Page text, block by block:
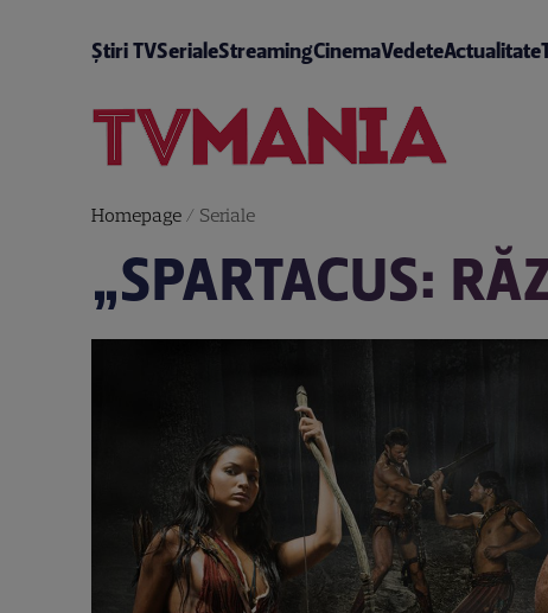
Știri TVSerialeStreamingCinemaVedeteActualitate
Homepage/ Seriale
„SPARTACUS: